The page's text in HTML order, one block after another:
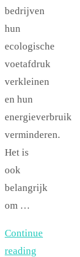
bedrijven
hun
ecologische
voetafdruk
verkleinen
en hun
energieverbruik
verminderen.
Het is
ook
belangrijk
om …
Continue
reading